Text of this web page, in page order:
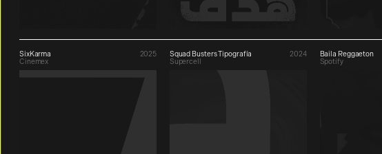
SixKarma
2025
Cinemex
Squad Busters Tipografía
2024
Supercell
Baila Reggaeton
Spotify